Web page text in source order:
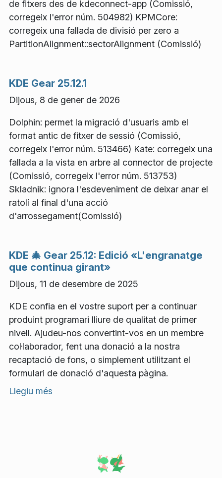
de fitxers des de kdeconnect-app (Comissió,
corregeix l'error núm. 504982) KPMCore:
corregeix una fallada de divisió per zero a
PartitionAlignment::sectorAlignment (Comissió)
KDE Gear 25.12.1
Dijous, 8 de gener de 2026
Dolphin: permet la migració d'usuaris amb el
format antic de fitxer de sessió (Comissió,
corregeix l'error núm. 513466) Kate: corregeix una
fallada a la vista en arbre al connector de projecte
(Comissió, corregeix l'error núm. 513753)
Skladnik: ignora l'esdeveniment de deixar anar el
ratolí al final d'una acció
d'arrossegament(Comissió)
KDE 🎄 Gear 25.12: Edició «L'engranatge
que continua girant»
Dijous, 11 de desembre de 2025
KDE confia en el vostre suport per a continuar
produint programari lliure de qualitat de primer
nivell. Ajudeu-nos convertint-vos en un membre
col·laborador, fent una donació a la nostra
recaptació de fons, o simplement utilitzant el
formulari de donació d'aquesta pàgina.
Llegiu més